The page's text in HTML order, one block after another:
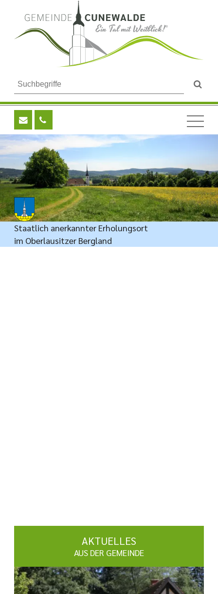
Staatlich anerkannter Erholungsort
im Oberlausitzer Bergland
AKTUELLES
AUS DER GEMEINDE